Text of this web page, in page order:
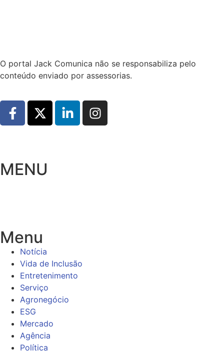
O portal Jack Comunica não se responsabiliza pelo
conteúdo enviado por assessorias.
MENU
Menu
Notícia
Vida de Inclusão
Entretenimento
Serviço
Agronegócio
ESG
Mercado
Agência
Política